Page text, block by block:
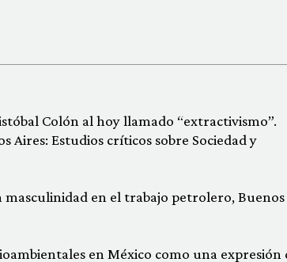
Colón al hoy llamado “extractivismo”.
Aires: Estudios críticos sobre Sociedad y
en el trabajo petrolero, Buenos
en México como una expresión